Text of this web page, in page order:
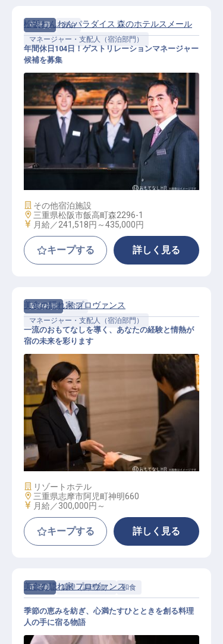
正社員
宿泊
マネージャー・支配人（宿泊部門）
ゲストリレーションマネージャー候
補
松阪わんわんパラダイス 森のホテルスメール
年間休日104日！ゲストリレーションマネージャー
候補を募集
施設業態
その他宿泊施設
勤務地
三重県松阪市飯高町森2296-1
給与
月給／241,518円～435,000円
キープする 詳しく見る
契約社員
宿泊
マネージャー・支配人（宿泊部門）
宿泊部門 マネージャー
美食の隠れ家 プロヴァンス
一流のおもてなしを導く、あなたの経験と情熱が
宿の未来を彩ります
施設業態
リゾートホテル
勤務地
三重県志摩市阿児町神明660
給与
月給／300,000円～
キープする 詳しく見る
正社員 調理（調理師） 和食
美食の隠れ家 プロヴァンス
季節の恵みを紡ぎ、心満たすひとときを創る料理
人の手に宿る物語